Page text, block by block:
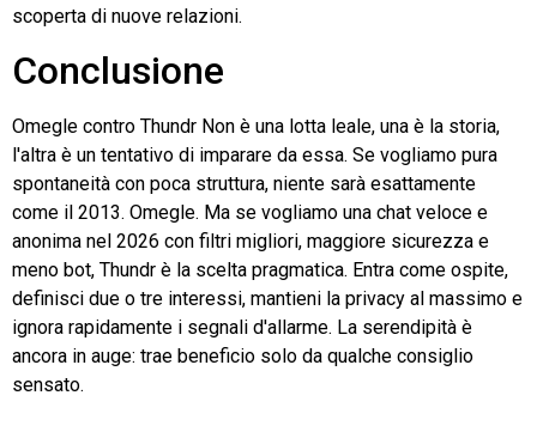
scoperta di nuove relazioni.
Conclusione
Omegle contro Thundr Non è una lotta leale, una è la storia,
l'altra è un tentativo di imparare da essa. Se vogliamo pura
spontaneità con poca struttura, niente sarà esattamente
come il 2013. Omegle. Ma se vogliamo una chat veloce e
anonima nel 2026 con filtri migliori, maggiore sicurezza e
meno bot, Thundr è la scelta pragmatica. Entra come ospite,
definisci due o tre interessi, mantieni la privacy al massimo e
ignora rapidamente i segnali d'allarme. La serendipità è
ancora in auge: trae beneficio solo da qualche consiglio
sensato.